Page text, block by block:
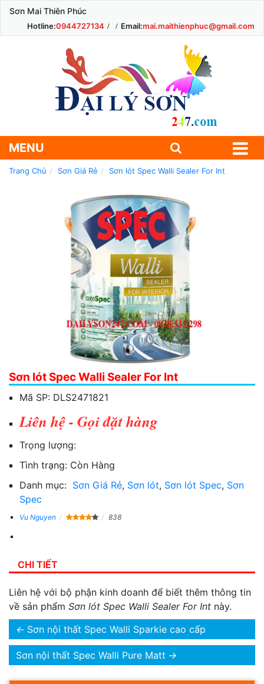
Sơn Mai Thiên Phúc
Hotline:0944727134 Email:mai.maithienphuc@gmail.com
MENU
Trang Chủ Sơn Giá Rẻ Sơn lót Spec Walli Sealer For Int
Sơn lót Spec Walli Sealer For Int
Mã SP: DLS2471821
Liên hệ - Gọi đặt hàng
Trọng lượng:
Tình trạng: Còn Hàng
Danh mục: Sơn Giá Rẻ, Sơn lót, Sơn lót Spec, Sơn
Spec
Vu Nguyen 838
CHI TIẾT
Liên hệ với bộ phận kinh doanh để biết thêm thông tin
về sản phẩm Sơn lót Spec Walli Sealer For Int này.
← Sơn nội thất Spec Walli Sparkie cao cấp
Sơn nội thất Spec Walli Pure Matt →